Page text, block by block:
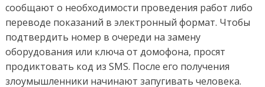
сообщают о необходимости проведения работ либо
переводе показаний в электронный формат. Чтобы
подтвердить номер в очереди на замену
оборудования или ключа от домофона, просят
продиктовать код из SMS. После его получения
злоумышленники начинают запугивать человека.